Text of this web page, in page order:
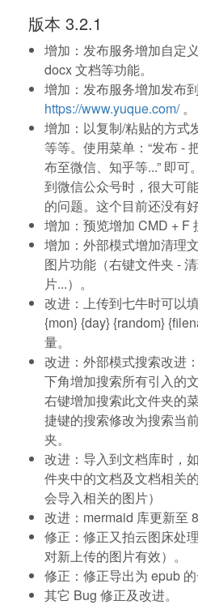
版本 3.2.1
增加：发布服务增加自定
docx 文档等功能。
增加：发布服务增加发布
https://www.yuque.com/。
增加：以复制/粘贴的方式
等等。使用菜单：“发布 -
布至微信、知乎等...” 即
到微信公众号时，很大可
的问题。这个目前还没有
增加：预览增加 CMD + F
增加：外部模式增加清理
图片功能（右键文件夹 -
片...）。
改进：上传到七牛时可以
{mon} {day} {random}
量。
改进：外部模式搜索改进
下角增加搜索所有引入的
右键增加搜索此文件夹的
捷键的搜索修改为搜索当
夹。
改进：导入到文档库时，
件夹中的文档及文档相关
会导入相关的图片）
改进：mermaid 库更新至
修正：修正又拍云图床处
对新上传的图片有效）。
修正：修正导出为 epub 的
其它 Bug 修正及改进。